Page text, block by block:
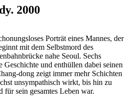
2000
Porträt eines Mannes, der
mit dem Selbstmord des
nahe Seoul. Sechs
Geschichte und enthüllen dabei seinen
dong zeigt immer mehr Schichten
unsympathisch wirkt, bis hin zu
für sein gesamtes Leben war.